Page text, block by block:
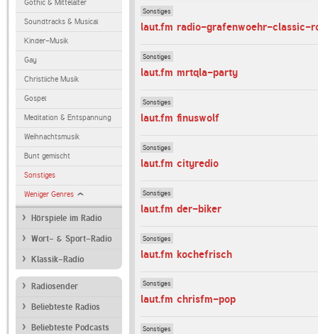
Gothic & Mittelalter
Soundtracks & Musical
Kinder-Musik
Gay
Christliche Musik
Gospel
Meditation & Entspannung
Weihnachtsmusik
Bunt gemischt
Sonstiges
Weniger Genres
Hörspiele im Radio
Wort- & Sport-Radio
Klassik-Radio
Radiosender
Beliebteste Radios
Beliebteste Podcasts
Sonstiges
laut.fm radio-grafenwoehr-classic-
Sonstiges
laut.fm mrtqla-party
Sonstiges
laut.fm finuswolf
Sonstiges
laut.fm cityredio
Sonstiges
laut.fm der-biker
Sonstiges
laut.fm kochefrisch
Sonstiges
laut.fm chrisfm-pop
Sonstiges